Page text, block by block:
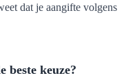
dat je aangifte volgens
beste keuze?